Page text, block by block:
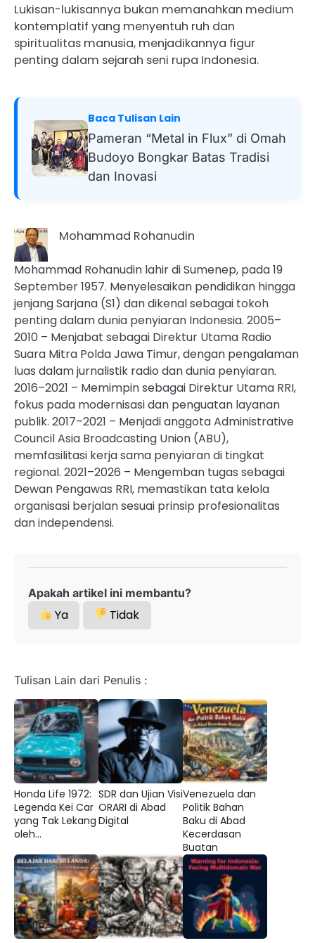
‎Lukisan-lukisannya bukan memanahkan medium
kontemplatif yang menyentuh ruh dan
spiritualitas manusia, menjadikannya figur
penting dalam sejarah seni rupa Indonesia.
Baca Tulisan Lain
Pameran “Metal in Flux” di Omah
Budoyo Bongkar Batas Tradisi
dan Inovasi
Mohammad Rohanudin
Mohammad Rohanudin lahir di Sumenep, pada 19
September 1957. Menyelesaikan pendidikan hingga
jenjang Sarjana (S1) dan dikenal sebagai tokoh
penting dalam dunia penyiaran Indonesia. 2005–
2010 – Menjabat sebagai Direktur Utama Radio
Suara Mitra Polda Jawa Timur, dengan pengalaman
luas dalam jurnalistik radio dan dunia penyiaran.
2016–2021 – Memimpin sebagai Direktur Utama RRI,
fokus pada modernisasi dan penguatan layanan
publik. 2017–2021 – Menjadi anggota Administrative
Council Asia Broadcasting Union (ABU),
memfasilitasi kerja sama penyiaran di tingkat
regional. 2021–2026 – Mengemban tugas sebagai
Dewan Pengawas RRI, memastikan tata kelola
organisasi berjalan sesuai prinsip profesionalitas
dan independensi.
Apakah artikel ini membantu?
Ya Tidak
Tulisan Lain dari Penulis :
Honda Life 1972:
Legenda Kei Car
yang Tak Lekang
oleh...
SDR dan Ujian Visi
ORARI di Abad
Digital
Venezuela dan
Politik Bahan
Baku di Abad
Kecerdasan
Buatan